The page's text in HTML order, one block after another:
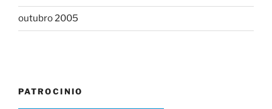
outubro 2005
PATROCINIO